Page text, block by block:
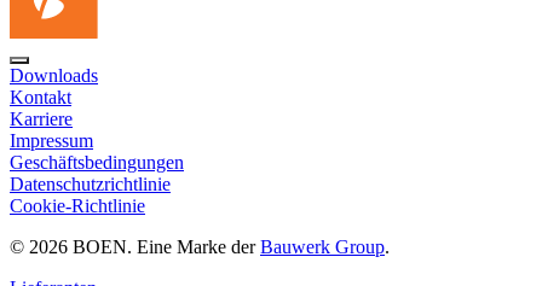
Downloads
Kontakt
Karriere
Impressum
Geschäftsbedingungen
Datenschutzrichtlinie
Cookie-Richtlinie
© 2026 BOEN. Eine Marke derBauwerk Group.